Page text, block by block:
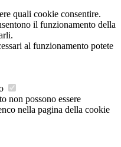
quali cookie consentire.
il funzionamento della
al funzionamento potete
non possono essere
nella pagina della cookie